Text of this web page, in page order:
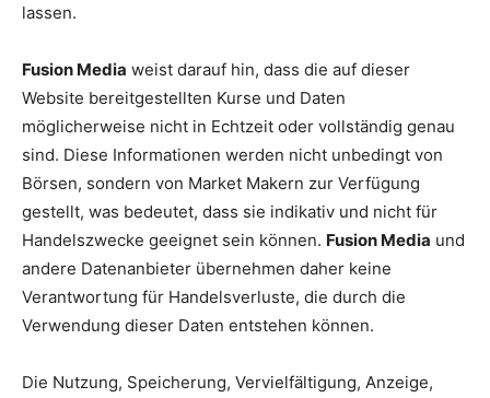
lassen.
Fusion Media weist darauf hin, dass die auf dieser
Website bereitgestellten Kurse und Daten
möglicherweise nicht in Echtzeit oder vollständig genau
sind. Diese Informationen werden nicht unbedingt von
Börsen, sondern von Market Makern zur Verfügung
gestellt, was bedeutet, dass sie indikativ und nicht für
Handelszwecke geeignet sein können. Fusion Media und
andere Datenanbieter übernehmen daher keine
Verantwortung für Handelsverluste, die durch die
Verwendung dieser Daten entstehen können.
Die Nutzung, Speicherung, Vervielfältigung, Anzeige,